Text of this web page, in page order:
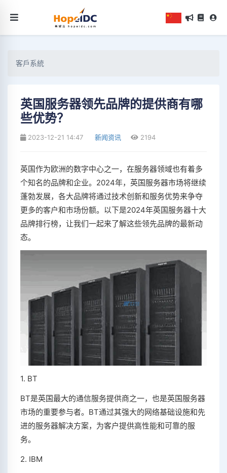
客戶系統
英国服务器领先品牌的提供商有哪
些优势？
2023-12-21 14:47 新闻资讯 2194
英国作为欧洲的数字中心之一，在服务器领域也有着多
个知名的品牌和企业。2024年，英国服务器市场将继续
蓬勃发展，各大品牌将通过技术创新和服务优势来争夺
更多的客户和市场份额。以下是2024年英国服务器十大
品牌排行榜，让我们一起来了解这些领先品牌的最新动
态。
1. BT
BT是英国最大的通信服务提供商之一，也是英国服务器
市场的重要参与者。BT通过其强大的网络基础设施和先
进的服务器解决方案，为客户提供高性能和可靠的服
务。
2. IBM